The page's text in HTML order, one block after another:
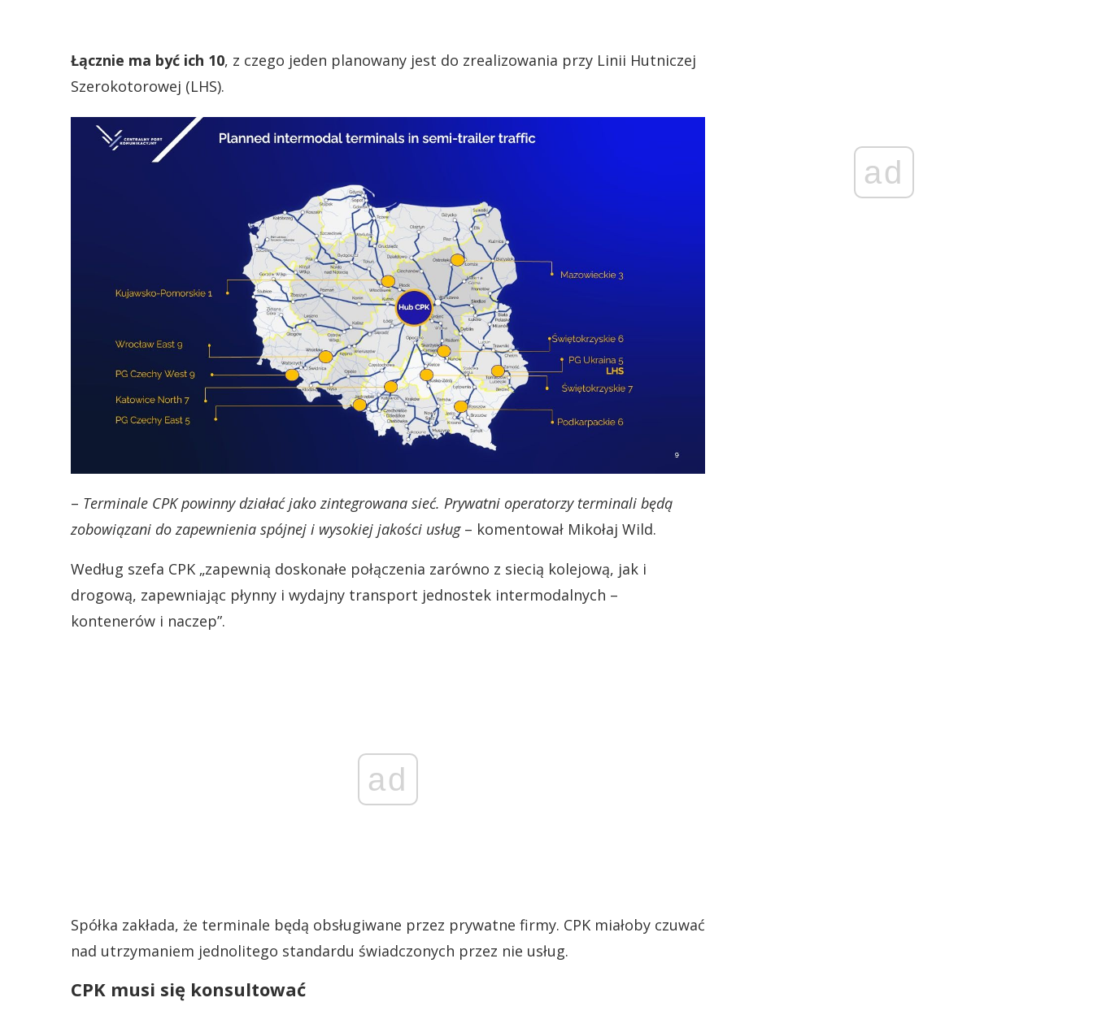
Łącznie ma być ich 10, z czego jeden planowany jest do zrealizowania przy Linii Hutniczej
Szerokotorowej (LHS).
– Terminale CPK powinny działać jako zintegrowana sieć. Prywatni operatorzy terminali będą
zobowiązani do zapewnienia spójnej i wysokiej jakości usług– komentował Mikołaj Wild.
Według szefa CPK „zapewnią doskonałe połączenia zarówno z siecią kolejową, jak i
drogową, zapewniając płynny i wydajny transport jednostek intermodalnych –
kontenerów i naczep”.
ad
Spółka zakłada, że terminale będą obsługiwane przez prywatne firmy. CPK miałoby czuwać
nad utrzymaniem jednolitego standardu świadczonych przez nie usług.
CPK musi się konsultować
ad